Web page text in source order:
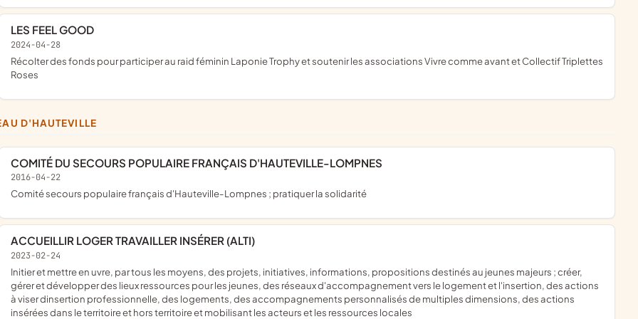
LES FEEL GOOD
2024-04-28
récolter des fonds pour participer au raid féminin Laponie Trophy et soutenir les associations Vivre comme avant et Collectif Triplettes
Roses
D'HAUTEVILLE
COMITÉ DU SECOURS POPULAIRE FRANÇAIS D'HAUTEVILLE-LOMPNES
2016-04-22
comité secours populaire français d'Hauteville-Lompnes ; pratiquer la solidarité
ACCUEILLIR LOGER TRAVAILLER INSÉRER (ALTI)
2023-02-24
initier et mettre en uvre, par tous les moyens, des projets, initiatives, informations, propositions destinés au jeunes majeurs ; créer,
gérer et développer des lieux ressources pour les jeunes, des réseaux d'accompagnement vers le logement et l'insertion, des actions
à viser dinsertion professionnelle, des logements, des accompagnements personnalisés de multiples dimensions, des actions
insérées dans le territoire et hors territoire et mobilisant les acteurs et les ressources locales